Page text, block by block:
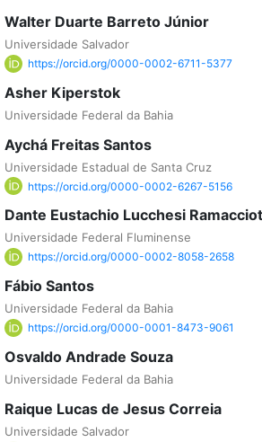
Walter Duarte Barreto Júnior
Universidade Salvador
https://orcid.org/0000-0002-6711-5377
Asher Kiperstok
Universidade Federal da Bahia
Aychá Freitas Santos
Universidade Estadual de Santa Cruz
https://orcid.org/0000-0002-6267-5156
Dante Eustachio Lucchesi
Universidade Federal Fluminense
https://orcid.org/0000-0002-8058-2658
Fábio Santos
Universidade Federal da Bahia
https://orcid.org/0000-0001-8473-9061
Osvaldo Andrade Souza
Universidade Federal da Bahia
Raique Lucas de Jesus Correia
Universidade Salvador